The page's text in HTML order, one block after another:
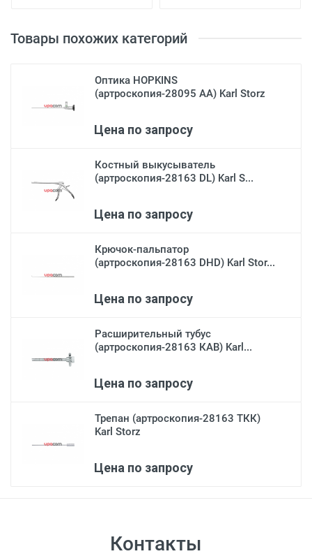
Товары похожих категорий
Оптика HOPKINS
(артроскопия-28095 АА) Karl Storz
Цена по запросу
Костный выкусыватель
(артроскопия-28163 DL) Karl S...
Цена по запросу
Крючок-пальпатор
(артроскопия-28163 DHD) Karl Stor...
Цена по запросу
Расширительный тубус
(артроскопия-28163 КАВ) Karl...
Цена по запросу
Трепан (артроскопия-28163 ТКК)
Karl Storz
Цена по запросу
Контакты